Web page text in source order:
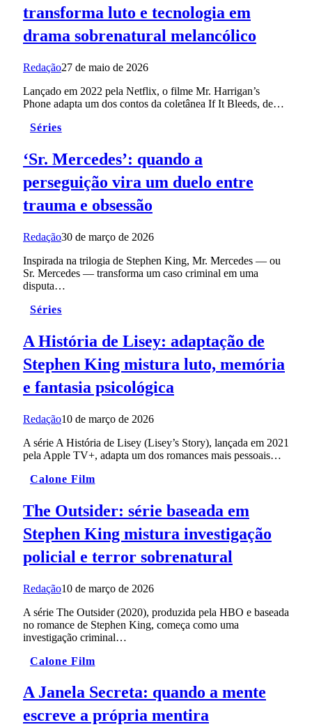
transforma luto e tecnologia em
drama sobrenatural melancólico
Redação27 de maio de 2026
Lançado em 2022 pela Netflix, o filme Mr. Harrigan’s
Phone adapta um dos contos da coletânea If It Bleeds, de…
Séries
‘Sr. Mercedes’: quando a
perseguição vira um duelo entre
trauma e obsessão
Redação30 de março de 2026
Inspirada na trilogia de Stephen King, Mr. Mercedes — ou
Sr. Mercedes — transforma um caso criminal em uma
disputa…
Séries
A História de Lisey: adaptação de
Stephen King mistura luto, memória
e fantasia psicológica
Redação10 de março de 2026
A série A História de Lisey (Lisey’s Story), lançada em 2021
pela Apple TV+, adapta um dos romances mais pessoais…
Calone Film
The Outsider: série baseada em
Stephen King mistura investigação
policial e terror sobrenatural
Redação10 de março de 2026
A série The Outsider (2020), produzida pela HBO e baseada
no romance de Stephen King, começa como uma
investigação criminal…
Calone Film
A Janela Secreta: quando a mente
escreve a própria mentira